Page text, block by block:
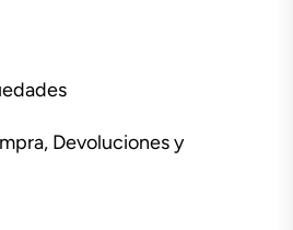
Devoluciones y